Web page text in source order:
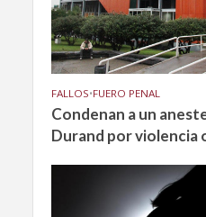
FALLOS•FUERO PENAL
Condenan a un
Durand por violencia